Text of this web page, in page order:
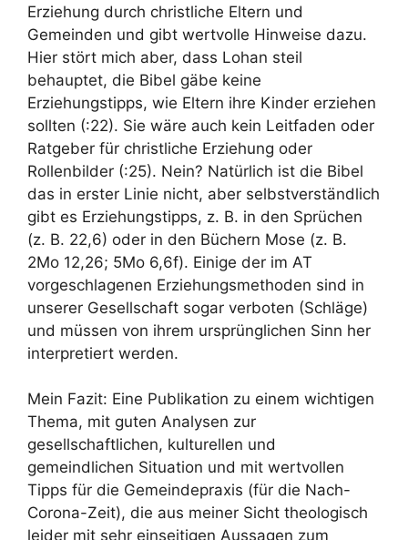
Erziehung durch christliche Eltern und
Gemeinden und gibt wertvolle Hinweise dazu.
Hier stört mich aber, dass Lohan steil
behauptet, die Bibel gäbe keine
Erziehungstipps, wie Eltern ihre Kinder erziehen
sollten (:22). Sie wäre auch kein Leitfaden oder
Ratgeber für christliche Erziehung oder
Rollenbilder (:25). Nein? Natürlich ist die Bibel
das in erster Linie nicht, aber selbstverständlich
gibt es Erziehungstipps, z. B. in den Sprüchen
(z. B. 22,6) oder in den Büchern Mose (z. B.
2Mo 12,26; 5Mo 6,6f). Einige der im AT
vorgeschlagenen Erziehungsmethoden sind in
unserer Gesellschaft sogar verboten (Schläge)
und müssen von ihrem ursprünglichen Sinn her
interpretiert werden.
Mein Fazit: Eine Publikation zu einem wichtigen
Thema, mit guten Analysen zur
gesellschaftlichen, kulturellen und
gemeindlichen Situation und mit wertvollen
Tipps für die Gemeindepraxis (für die Nach-
Corona-Zeit), die aus meiner Sicht theologisch
leider mit sehr einseitigen Aussagen zum